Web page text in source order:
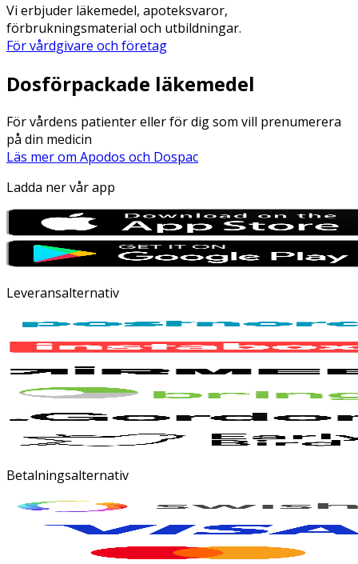
Vi erbjuder läkemedel, apoteksvaror,
förbrukningsmaterial och utbildningar.
För vårdgivare och företag
Dosförpackade läkemedel
För vårdens patienter eller för dig som vill prenumerera
på din medicin
Läs mer om Apodos och Dospac
Ladda ner vår app
Leveransalternativ
Betalningsalternativ